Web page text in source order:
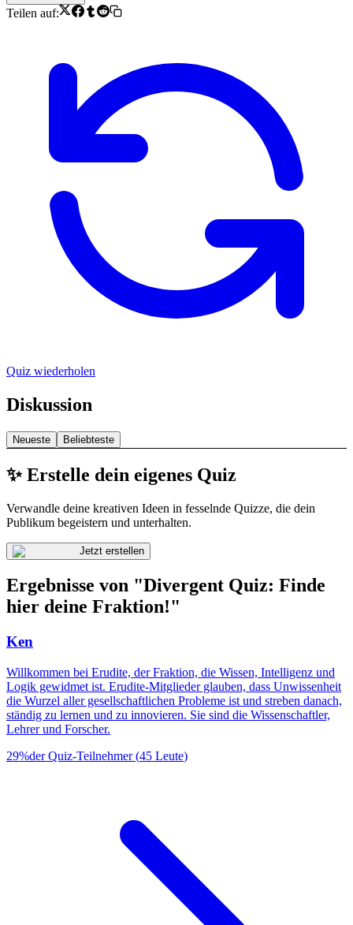
Teilen auf:
Quiz wiederholen
Diskussion
Neueste Beliebteste
✨ Erstelle dein eigenes Quiz
Verwandle deine kreativen Ideen in fesselnde Quizze, die dein
Publikum begeistern und unterhalten.
Jetzt erstellen
Ergebnisse von "Divergent Quiz: Finde
hier deine Fraktion!"
Ken
Willkommen bei Erudite, der Fraktion, die Wissen, Intelligenz und
Logik gewidmet ist. Erudite-Mitglieder glauben, dass Unwissenheit
die Wurzel aller gesellschaftlichen Probleme ist und streben danach,
ständig zu lernen und zu innovieren. Sie sind die Wissenschaftler,
Lehrer und Forscher.
29%der Quiz-Teilnehmer(45 Leute)